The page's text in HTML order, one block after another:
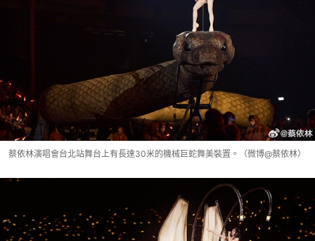
蔡依林演唱會台北站舞台上有長達30米的機械巨蛇舞美裝置。（微博@蔡依林）